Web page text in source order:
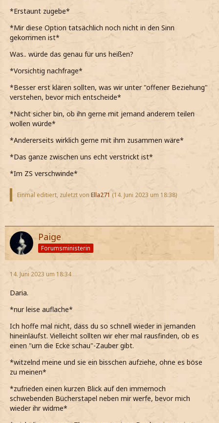
*Erstaunt zugebe*
*Mir diese Option tatsächlich noch nicht in den Sinn
gekommen ist*
Was.. würde das genau für uns heißen?
*Vorsichtig nachfrage*
*Besser erst klären sollten, was wir unter "offener Beziehung"
verstehen, bevor mich entscheide*
*Nicht sicher bin, ob ihn gerne mit jemand anderem teilen
wollen würde*
*Andererseits wirklich gerne mit ihm zusammen wäre*
*Das ganze zwischen uns echt verstrickt ist*
*Im ZS verschwinde*
Einmal editiert, zuletzt von Ella271 (14. Juni 2023 um 18:38)
Paige
Forumsministerin
14. Juni 2023 um 18:34
Daria.
*nur leise auflache*
Ich hoffe mal nicht, dass du so schnell wieder in jemanden
hineinläufst. Vielleicht sollten wir eher mal rausfinden, ob es
einen "um die Ecke schau"-Zauber gibt.
*witzelnd meine und sie ein bisschen aufziehe, ohne es böse
zu meinen*
*zufrieden einen kurzen Blick auf den immernoch
schwebenden Bücherstapel neben mir werfe, bevor mich
wieder ihr widme*